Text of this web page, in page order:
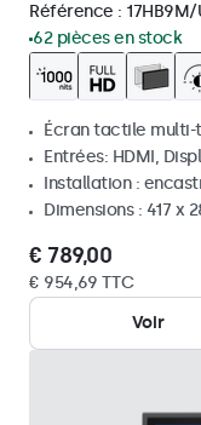
Référence : 17HB9M/
62 pièces en stock
Écran tactile multi-
Entrées: HDMI,
Installation :
Dimensions : 417 x
€ 789,00
€ 954,69 TTC
Voir